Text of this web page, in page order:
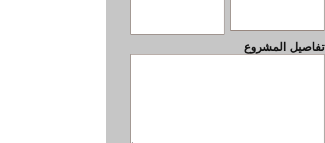
تفاصيل المشروع